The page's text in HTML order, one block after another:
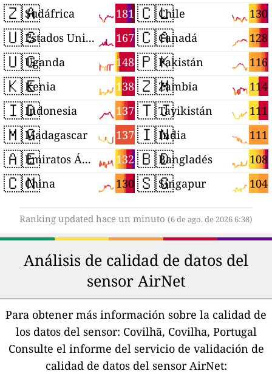
🇿🇦 181
Sudáfrica
🇺🇸 167
Estados Unidos
🇺🇬 148
Uganda
🇰🇪 138
Kenia
🇮🇩 137
Indonesia
🇲🇬 137
Madagascar
🇦🇪 132
Emiratos Árabes Unidos
🇨🇳 130
China
🇨🇱 130
Chile
🇨🇦 128
Canadá
🇵🇰 116
Pakistán
🇿🇲 114
Zambia
🇹🇯 111
Tayikistán
🇮🇳 111
India
🇧🇩 108
Bangladés
🇸🇬 104
Singapur
Ranking updated hace un minuto (6 de ago. de 2026 6:38)
Análisis de calidad de datos del
sensor AirNet
Para obtener más información sobre la calidad de
los datos del sensor: Covilhã, Covilha, Portugal
Consulte el informe del servicio de validación de
calidad de datos del sensor AirNet: